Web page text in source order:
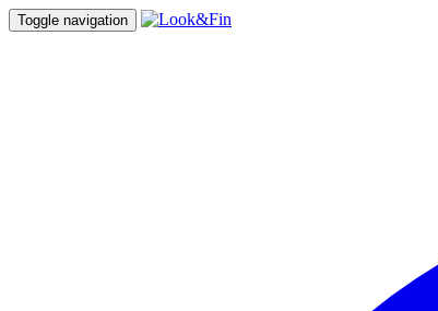
Toggle navigation